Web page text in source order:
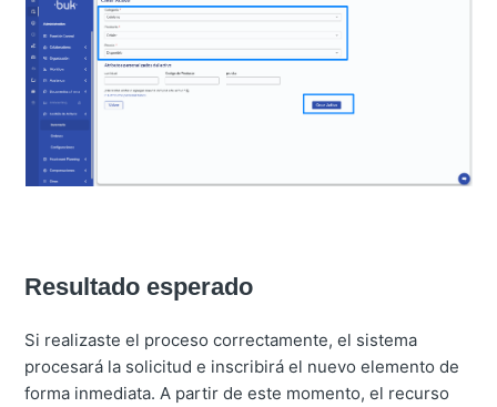
Resultado esperado
Si realizaste el proceso correctamente, el sistema
procesará la solicitud e inscribirá el nuevo elemento de
forma inmediata. A partir de este momento, el recurso